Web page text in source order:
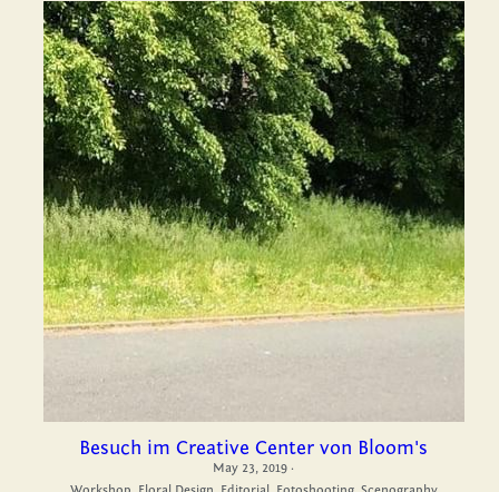
Besuch im Creative Center von Bloom's
May 23, 2019 ·